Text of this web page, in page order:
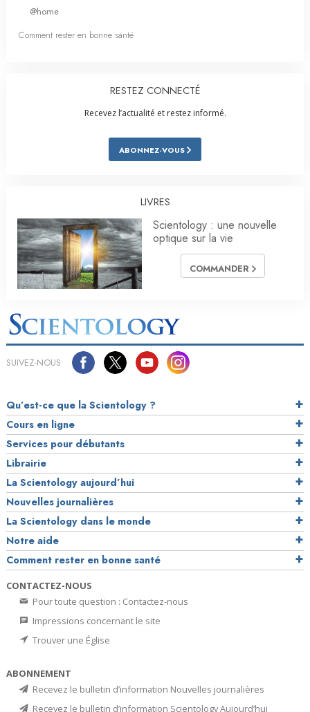
@home
Comment rester en bonne santé
RESTEZ CONNECTÉ
Recevez l’actualité et restez informé.
ABONNEZ-VOUS
LIVRES
Scientology : une nouvelle
optique sur la vie
COMMANDER
SUIVEZ-NOUS
Qu’est-ce que la Scientology ?
Cours en ligne
Services pour débutants
Librairie
La Scientology aujourd’hui
Nouvelles journalières
La Scientology dans le monde
Notre aide
Comment rester en bonne santé
CONTACTEZ-NOUS
Pour toute question : Contactez-nous
Impressions concernant le site
Trouver une Église
ABONNEMENT
Recevez le bulletin d’information Nouvelles journalières
Recevez le bulletin d’information Scientology Aujourd’hui